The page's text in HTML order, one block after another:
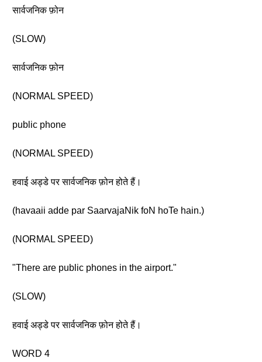
सार्वजनिक फ़ोन
(SLOW)
सार्वजनिक फ़ोन
(NORMAL SPEED)
public phone
(NORMAL SPEED)
हवाई अड्डे पर सार्वजनिक फ़ोन होते हैं।
(havaaii adde par SaarvajaNik foN hoTe hain.)
(NORMAL SPEED)
"There are public phones in the airport."
(SLOW)
हवाई अड्डे पर सार्वजनिक फ़ोन होते हैं।
WORD 4